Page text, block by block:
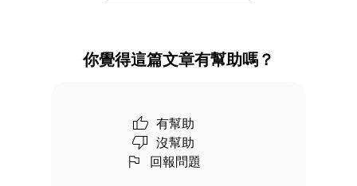
你覺得這篇文章有幫助嗎？
有幫助
沒幫助
回報問題